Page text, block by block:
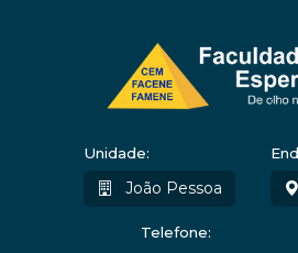
Unidade:
João Pessoa
Telefone: